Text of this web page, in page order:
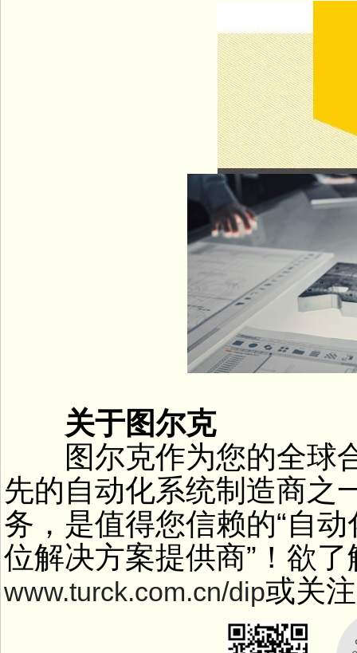
关于图尔克
图尔克作为您的全球合
先的自动化系统制造商之
务，是值得您信赖的“自
位解决方案提供商”！欲
www.turck.com.cn/dip或关